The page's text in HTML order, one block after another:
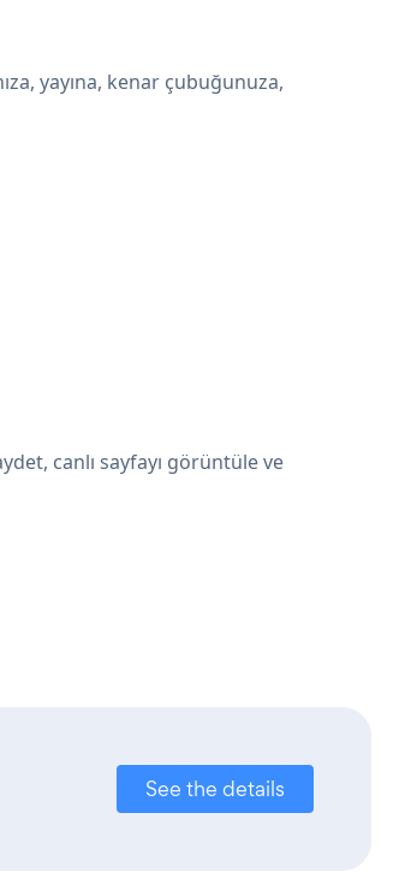
yayına, kenar çubuğunuza,
canlı sayfayı görüntüle ve
See the details